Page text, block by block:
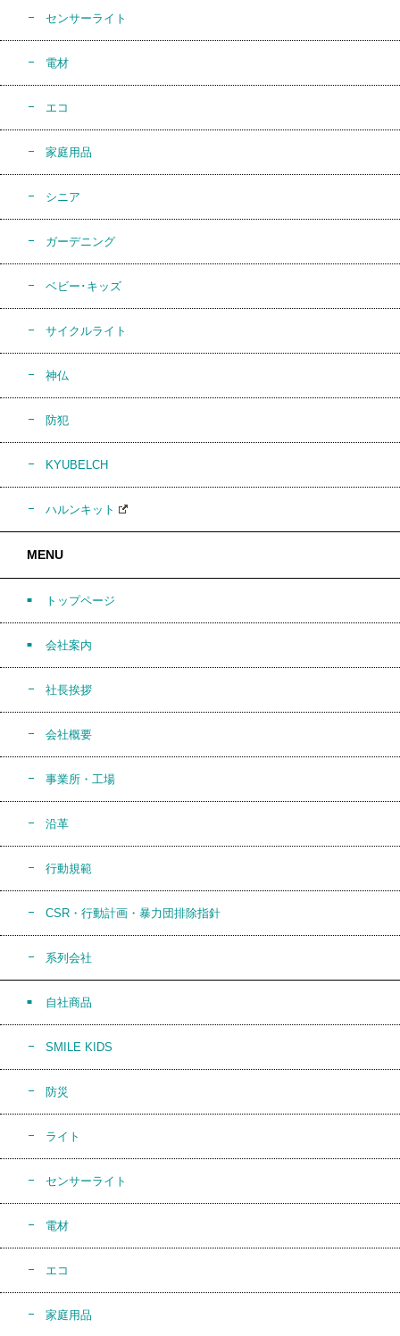
センサーライト
電材
エコ
家庭用品
シニア
ガーデニング
ベビー･キッズ
サイクルライト
神仏
防犯
KYUBELCH
ハルンキット
MENU
トップページ
会社案内
社長挨拶
会社概要
事業所・工場
沿革
行動規範
CSR・行動計画・暴力団排除指針
系列会社
自社商品
SMILE KIDS
防災
ライト
センサーライト
電材
エコ
家庭用品